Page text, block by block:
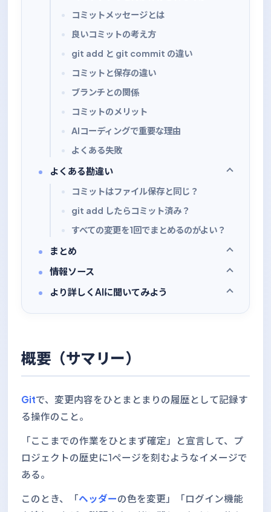
コミットメッセージとは
良いコミットの考え方
git add と git commit の違い
コミットと保存の違い
ブランチとの関係
コミットのメリット
AIコーディングで重要な理由
よくある失敗
よくある勘違い
コミットはファイル保存と同じ？
git add したらコミット済み？
すべての変更を1回でまとめるのがよい？
まとめ
情報ソース
より詳しくAIに聞いてみよう
概要（サマリー）
Gitで、変更内容をひとまとまりの履歴として記録す
る操作のこと。
「ここまでの作業をひとまず確定」と宣言して、プ
ロジェクトの歴史に1ページを刻むようなイメージで
ある。
このとき、「ヘッダーの色を変更」「ログイン機能